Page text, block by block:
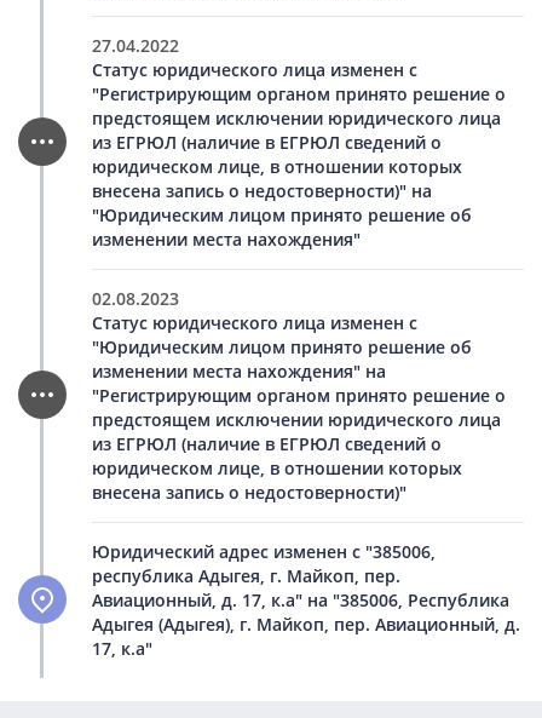
27.04.2022
Статус юридического лица изменен с
"Регистрирующим органом принято решение о
предстоящем исключении юридического лица
из ЕГРЮЛ (наличие в ЕГРЮЛ сведений о
юридическом лице, в отношении которых
внесена запись о недостоверности)" на
"Юридическим лицом принято решение об
изменении места нахождения"
02.08.2023
Статус юридического лица изменен с
"Юридическим лицом принято решение об
изменении места нахождения" на
"Регистрирующим органом принято решение о
предстоящем исключении юридического лица
из ЕГРЮЛ (наличие в ЕГРЮЛ сведений о
юридическом лице, в отношении которых
внесена запись о недостоверности)"
Юридический адрес изменен с "385006,
республика Адыгея, г. Майкоп, пер.
Авиационный, д. 17, к.а" на "385006, Республика
Адыгея (Адыгея), г. Майкоп, пер. Авиационный, д.
17, к.а"